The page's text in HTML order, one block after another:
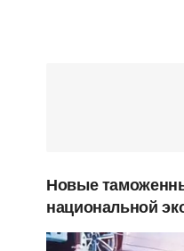
Новые
национальной